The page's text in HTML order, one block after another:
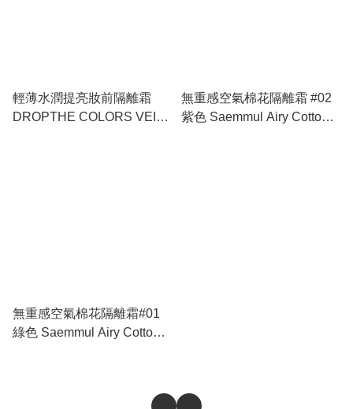
輕薄水潤提亮妝前隔離霜
DROPTHE COLORS VEIL
無重感空氣棉花隔離霜 #02
紫色 Saemmul Airy Cotton
無重感空氣棉花隔離霜#01
綠色 Saemmul Airy Cotton